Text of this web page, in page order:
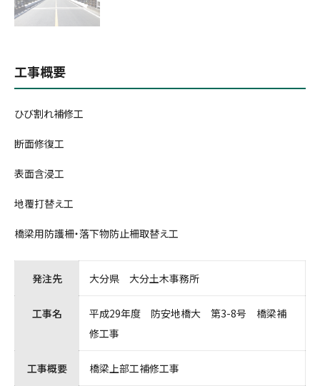
工事概要
ひび割れ補修工
断面修復工
表面含浸工
地覆打替え工
橋梁用防護柵・落下物防止柵取替え工
発注先 大分県 大分土木事務所
工事名
平成29年度 防安地橋大 第3-8号 橋梁補
修工事
工事概要 橋梁上部工補修工事